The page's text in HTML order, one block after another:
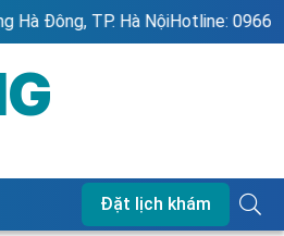
- 1900.866.689
Đặt lịch khám